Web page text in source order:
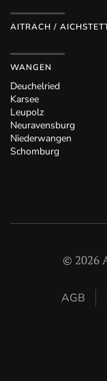
AITRACH /
WANGEN
Deuchelried
Karsee
Leupolz
Neuravensburg
Niederwangen
Schomburg
© 2026
AGB